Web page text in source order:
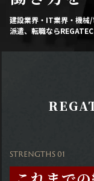
建設業界・IT業界・機械
派遣、転職なら
STRENGTHS 01